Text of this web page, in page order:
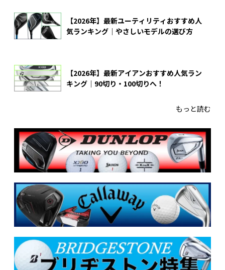
【2026年】最新ユーティリティおすすめ人
気ランキング｜やさしいモデルの選び方
【2026年】最新アイアンおすすめ人気ラン
キング｜90切り・100切りへ！
もっと読む